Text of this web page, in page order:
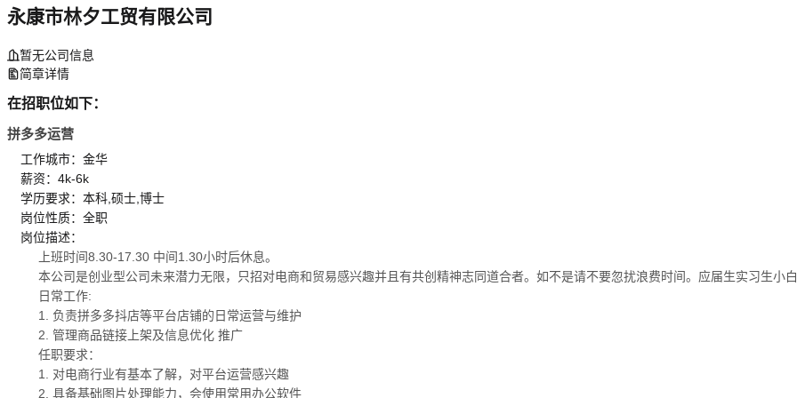
永康市林夕工贸有限公司
暂无公司信息
简章详情
在招职位如下：
拼多多运营
工作城市：金华
薪资：4k-6k
学历要求：本科,硕士,博士
岗位性质：全职
岗位描述：
上班时间8.30-17.30 中间1.30小时后休息。
本公司是创业型公司未来潜力无限，只招对电商和贸易感兴趣并且有共创精神志同道合者。如不是请不要忽扰浪费时间。应届生实习生小白
日常工作:
1. 负责拼多多抖店等平台店铺的日常运营与维护
2. 管理商品链接上架及信息优化 推广
任职要求：
1. 对电商行业有基本了解，对平台运营感兴趣
2. 具备基础图片处理能力，会使用常用办公软件